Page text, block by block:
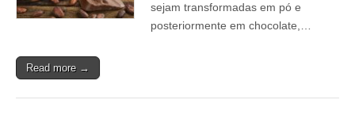
sejam transformadas em pó e
posteriormente em chocolate,…
Read more →